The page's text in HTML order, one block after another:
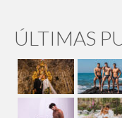
ÚLTIMAS